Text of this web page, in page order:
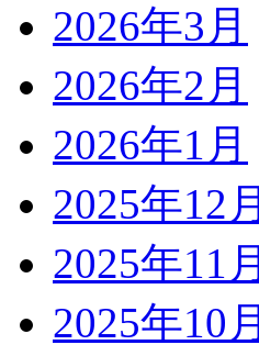
2026年3月
2026年2月
2026年1月
2025年12月
2025年11月
2025年10月